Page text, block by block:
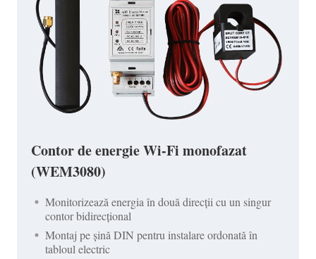
Contor de energie Wi-Fi monofazat
(WEM3080)
Monitorizează energia în două direcții cu un singur
contor bidirecțional
Montaj pe șină DIN pentru instalare ordonată în
tabloul electric